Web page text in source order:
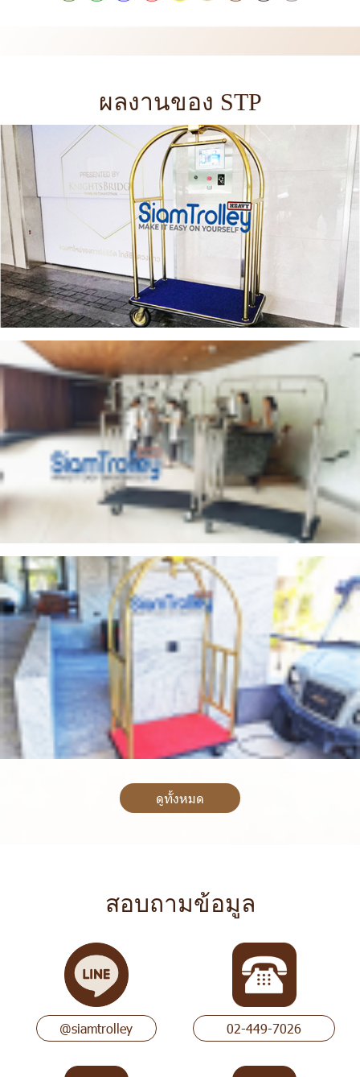
ผลงานของ STP
ดูทั้งหมด
สอบถามข้อมูล
@siamtrolley 02-449-7026